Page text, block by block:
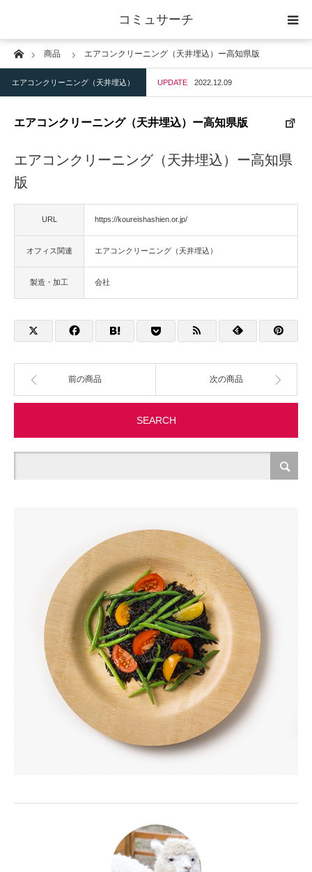
コミュサーチ
Home商品 エアコンクリーニング（天井埋込）ー高知県版
エアコンクリーニング（天井埋込） UPDATE 2022.12.09
エアコンクリーニング（天井埋込）ー高知県版
エアコンクリーニング（天井埋込）ー高知県
版
URL https://koureishashien.or.jp/
オフィス関連 エアコンクリーニング（天井埋込）
製造・加工 会社
前の商品 次の商品
SEARCH
ホーム
士業
人材
店舗・建築
物流・運送
製造・加工
オフィス関連